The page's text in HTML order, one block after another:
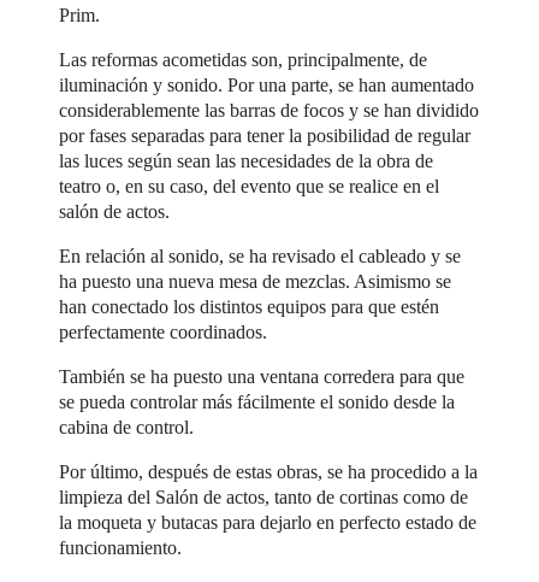
Prim.
Las reformas acometidas son, principalmente, de
iluminación y sonido. Por una parte, se han aumentado
considerablemente las barras de focos y se han dividido
por fases separadas para tener la posibilidad de regular
las luces según sean las necesidades de la obra de
teatro o, en su caso, del evento que se realice en el
salón de actos.
En relación al sonido, se ha revisado el cableado y se
ha puesto una nueva mesa de mezclas. Asimismo se
han conectado los distintos equipos para que estén
perfectamente coordinados.
También se ha puesto una ventana corredera para que
se pueda controlar más fácilmente el sonido desde la
cabina de control.
Por último, después de estas obras, se ha procedido a la
limpieza del Salón de actos, tanto de cortinas como de
la moqueta y butacas para dejarlo en perfecto estado de
funcionamiento.